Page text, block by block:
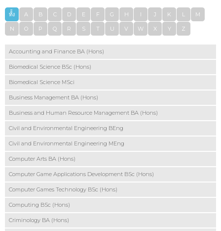
ทั้้ง
หมด
A B C D E F G H I J K L M
N O P Q R S T U V W X Y Z
Accounting and Finance BA (Hons)
Biomedical Science BSc (Hons)
Biomedical Science MSci
Business Management BA (Hons)
Business and Human Resource Management BA (Hons)
Civil and Environmental Engineering BEng
Civil and Environmental Engineering MEng
Computer Arts BA (Hons)
Computer Game Applications Development BSc (Hons)
Computer Games Technology BSc (Hons)
Computing BSc (Hons)
Criminology BA (Hons)